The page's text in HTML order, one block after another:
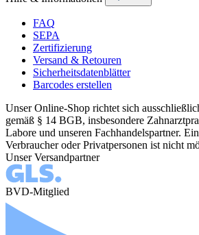
FAQ
SEPA
Zertifizierung
Versand & Retouren
Sicherheitsdatenblätter
Barcodes erstellen
Unser Online-Shop richtet sich
gemäß § 14 BGB, insbesondere
Labore und unseren Fachhandelspartner.
Verbraucher oder Privatpersonen ist nicht
Unser Versandpartner
BVD-Mitglied